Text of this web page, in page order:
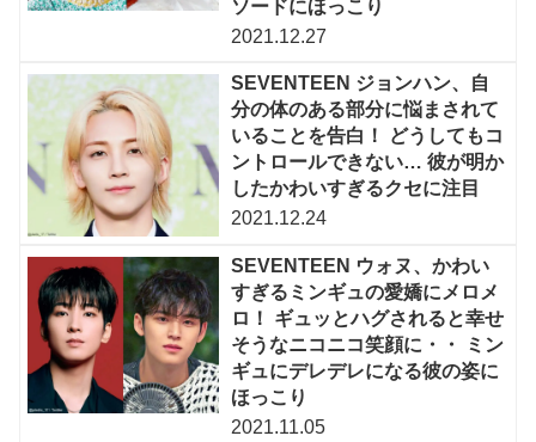
ソードにほっこり
2021.12.27
SEVENTEEN ジョンハン、自
分の体のある部分に悩まされて
いることを告白！ どうしてもコ
ントロールできない… 彼が明か
したかわいすぎるクセに注目
2021.12.24
SEVENTEEN ウォヌ、かわい
すぎるミンギュの愛嬌にメロメ
ロ！ ギュッとハグされると幸せ
そうなニコニコ笑顔に・・ ミン
ギュにデレデレになる彼の姿に
ほっこり
2021.11.05